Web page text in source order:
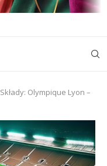
Składy: Olympique Lyon –